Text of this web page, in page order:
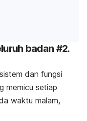
badan #2.
dan fungsi
memicu setiap
waktu malam,